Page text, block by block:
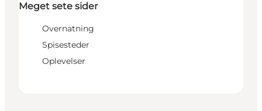
Meget sete sider
Overnatning
Spisesteder
Oplevelser